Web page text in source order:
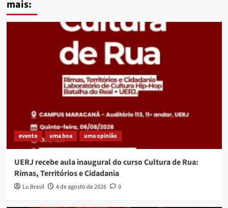
mais:
evento uma boa uma opinião
UERJ recebe aula inaugural do curso Cultura de Rua:
Rimas, Territórios e Cidadania
Lu Brasil 4 de agosto de 2026 0